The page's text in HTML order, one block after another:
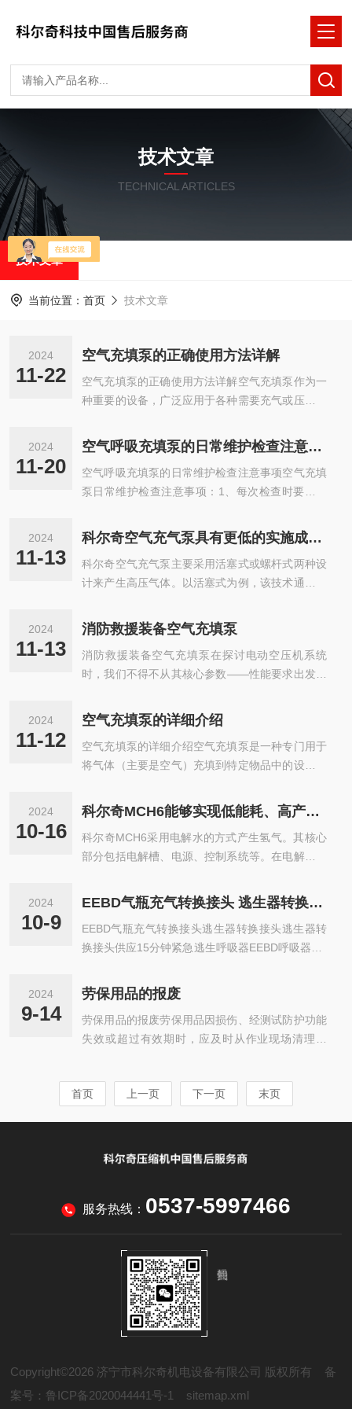
技术文章
TECHNICAL ARTICLES
技术文章
当前位置： 首页 技术文章
2024
11-22
空气充填泵的正确使用方法详解
空气充填泵的正确使用方法详解空气充填泵作为一
种重要的设备，广泛应用于各种需要充气或压缩空
正确的使用方法至关重要。下面就来详细介绍空气
充填泵的使用方法。一、使用前的准备1.检查空气
充填泵的外观是否完好，各部件是否齐全，无损坏
或松动现象。2.确保电源连接正常，电压稳定，并
或油污，以免影响充气效果。济宁市科尔奇机电设
线，我们服务人员将在短的间内回复您的...
2024
11-20
空气呼吸充填泵的日常维护检查注意事项
空气呼吸充填泵的日常维护检查注意事项空气充填
泵日常维护检查注意事项：1、每次检查时要与充
状况以及出现的问题，并且根据近期操作人员反映
的问题与前几次维护检查时的记录相比较。2、检
查正压式空气呼吸器充气泵的机油油位，要机油油
量高于低线，低于限，检查机油颜色是否发黑，发
3、维护检查时要重点测试排气口温度，如果温度
洗。4、定期记录空气呼吸器充气泵充满一个气...
2024
11-13
科尔奇空气充气泵具有更低的实施成本和维护费用
科尔奇空气充气泵主要采用活塞式或螺杆式两种设
计来产生高压气体。以活塞式为例，该技术通过电
缸内做往复运动；当活塞向下移动时，进气阀门打
开，外部空气被吸入缸体内；随后活塞向上移动，
压缩室内的空气体积减小，压力增大，直至达到设
定值后通过排气阀排出。此外，现代科尔奇设备往
力调节等功能，极大地提高了工作效率和安全性。
优化设计，减少了内部摩擦损失，提高了...
2024
11-13
消防救援装备空气充填泵
消防救援装备空气充填泵在探讨电动空压机系统
时，我们不得不从其核心参数——性能要求出发，
机，集成了380VAC50HZ的电力驱动、三级压缩技
术、风冷式冷却系统以及一系列到位的规格参数，
不仅满足了工业级用户对高效能与稳定性的双重追
求，更在空气处理质量与操作便捷性上树立了新的
确保了稳定的电压输入，有效避免了因电压波动引
脏”，其7.5KW的功率设计，...
2024
11-12
空气充填泵的详细介绍
空气充填泵的详细介绍空气充填泵是一种专门用于
将气体（主要是空气）充填到特定物品中的设备。
汽车轮胎、气球、充气床垫、充气游泳池以及船艇
等的充气作业。以下是对空气充填泵的详细介绍：
一、工作原理空气充填泵的工作原理主要依赖于内
置的压缩机。压缩机从环境中吸入空气，并通过一
输送管道将压缩后的空气输送到需要充气的物品
速将空气压缩并充入目标物品中，提高充气效率...
2024
10-16
科尔奇MCH6能够实现低能耗、高产量的氢气生产
科尔奇MCH6采用电解水的方式产生氢气。其核心
部分包括电解槽、电源、控制系统等。在电解过程
统进行收集和储存，而氧气则被排放到大气中。M
CH6通过的控制和监测系统，确保氢气的纯度和产
量满足用户需求。科尔奇mch6的功能特点：1.高
效节能：MCH6采用的电解技术和高效的电源管理
定可靠：该设备结构紧凑、密封性能好，能够在不
CH6配备有智能控制系统，...
2024
10-9
EEBD气瓶充气转换接头 逃生器转换接头逃生器转换接头
EEBD气瓶充气转换接头逃生器转换接头逃生器转
换接头供应15分钟紧急逃生呼吸器EEBD呼吸器CC
98（73）决议通过的，于2002年7月1日成为强制
型要求的《消防安全系统规则》设计制造的船用产
品。现货供应15分钟紧急逃生呼吸器EEBD呼吸器
CCS现货供应15分钟紧急逃生呼吸器EEBD呼吸器
CCS本产品通过了CCS认证，有船检。它由压缩空
气瓶、减压器、压力表、输气导管、头罩、背包...
2024
9-14
劳保用品的报废
劳保用品的报废劳保用品因损伤、经测试防护功能
失效或超过有效期时，应及时从作业现场清理出
录，经办人员和监督人员签字后存档。严禁失效的
事故的必须工具。所以我们有必要穿戴劳保用品。
机充气泵销售、科尔奇配件销售、科尔奇充填泵...
首页 上一页 下一页 末页
服务热线： 0537-5997466
Copyright©2026 济宁市科尔奇机电设备有限公司 版权所有 备
案号：鲁ICP备2020044441号-1
sitemap.xml